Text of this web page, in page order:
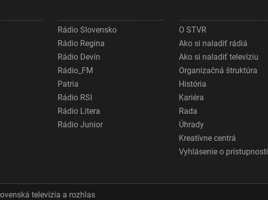
Rádio Slovensko
Rádio Regina
Rádio Devín
Rádio_FM
Patria
Rádio RSI
Rádio Litera
Rádio Junior
O STVR
Ako si naladiť rádiá
Ako si naladiť televíziu
Organizačná štruktúra
História
Kariéra
Rada
Úhrady
Kreatívne centrá
Vyhlásenie o prístupnosti
televízia a rozhlas